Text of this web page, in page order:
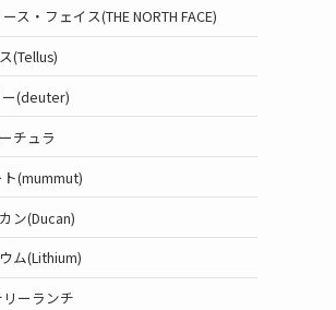
ス・フェイス(THE NORTH FACE)
(Tellus)
ー(deuter)
チュラ
(mummut)
ン(Ducan)
ム(Lithium)
リーランチ